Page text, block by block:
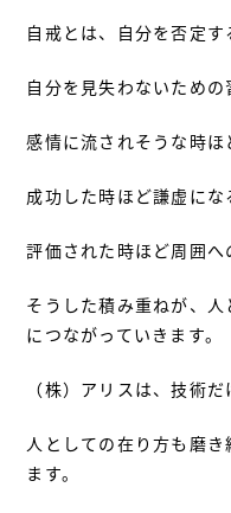
自戒とは、自分を否定す
自分を見失わないための
感情に流されそうな時ほ
成功した時ほど謙虚にな
評価された時ほど周囲へ
そうした積み重ねが、
につながっていきます。
（株）アリスは、技術
人としての在り方も磨
ます。